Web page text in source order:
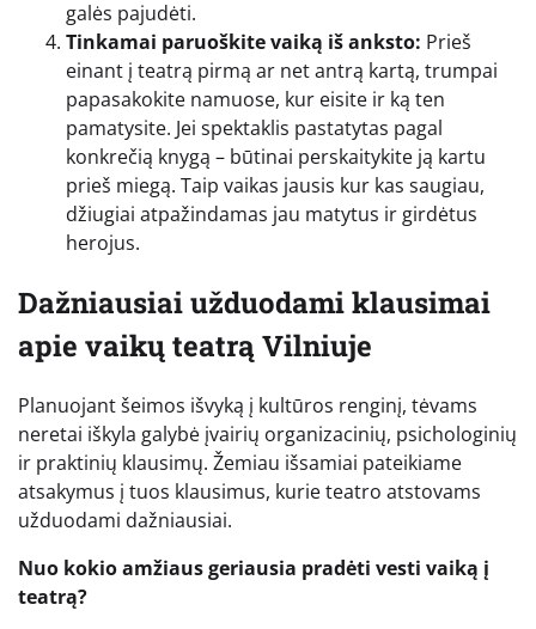
galės pajudėti.
Tinkamai paruoškite vaiką iš anksto: Prieš
einant į teatrą pirmą ar net antrą kartą, trumpai
papasakokite namuose, kur eisite ir ką ten
pamatysite. Jei spektaklis pastatytas pagal
konkrečią knygą – būtinai perskaitykite ją kartu
prieš miegą. Taip vaikas jausis kur kas saugiau,
džiugiai atpažindamas jau matytus ir girdėtus
herojus.
Dažniausiai užduodami klausimai
apie vaikų teatrą Vilniuje
Planuojant šeimos išvyką į kultūros renginį, tėvams
neretai iškyla galybė įvairių organizacinių, psichologinių
ir praktinių klausimų. Žemiau išsamiai pateikiame
atsakymus į tuos klausimus, kurie teatro atstovams
užduodami dažniausiai.
Nuo kokio amžiaus geriausia pradėti vesti vaiką į
teatrą?